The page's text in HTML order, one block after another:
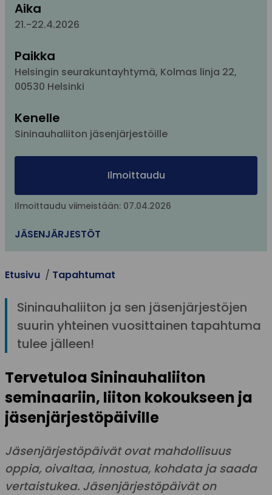
Aika
21.-22.4.2026
Paikka
Helsingin seurakuntayhtymä, Kolmas linja 22,
00530 Helsinki
Kenelle
Sininauhaliiton jäsenjärjestöille
Ilmoittaudu
Ilmoittaudu viimeistään: 07.04.2026
JÄSENJÄRJESTÖT
Etusivu Tapahtumat
Sininauhaliiton ja sen jäsenjärjestöjen
suurin yhteinen vuosittainen tapahtuma
tulee jälleen!
Tervetuloa Sininauhaliiton
seminaariin, liiton kokoukseen ja
jäsenjärjestöpäiville
Jäsenjärjestöpäivät ovat mahdollisuus
oppia, oivaltaa, innostua, kohdata ja saada
vertaistukea. Jäsenjärjestöpäivät on